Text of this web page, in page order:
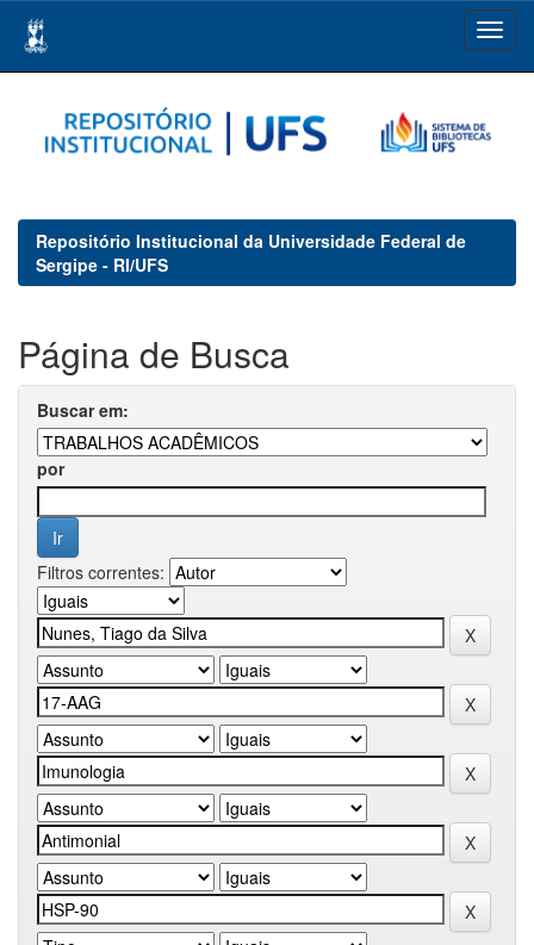
navigation
Repositório Institucional da Universidade Federal de
Sergipe - RI/UFS
Página de Busca
Buscar em:
por
Filtros correntes: